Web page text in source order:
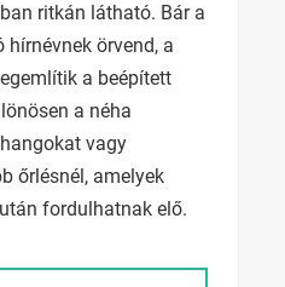
ritkán látható. Bár a
hírnévnek örvend, a
a beépített
a néha
vagy
őrlésnél, amelyek
fordulhatnak elő.